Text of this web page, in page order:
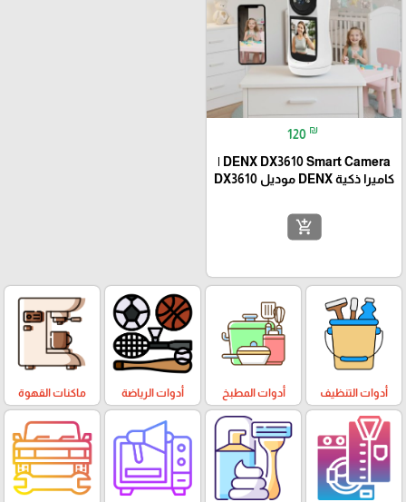
120 ₪
DENX DX3610 Smart Camera |
كاميرا ذكية DENX موديل DX3610
add_shopping_cart
أدوات التنظيف أدوات المطبخ أدوات الرياضة ماكنات القهوة